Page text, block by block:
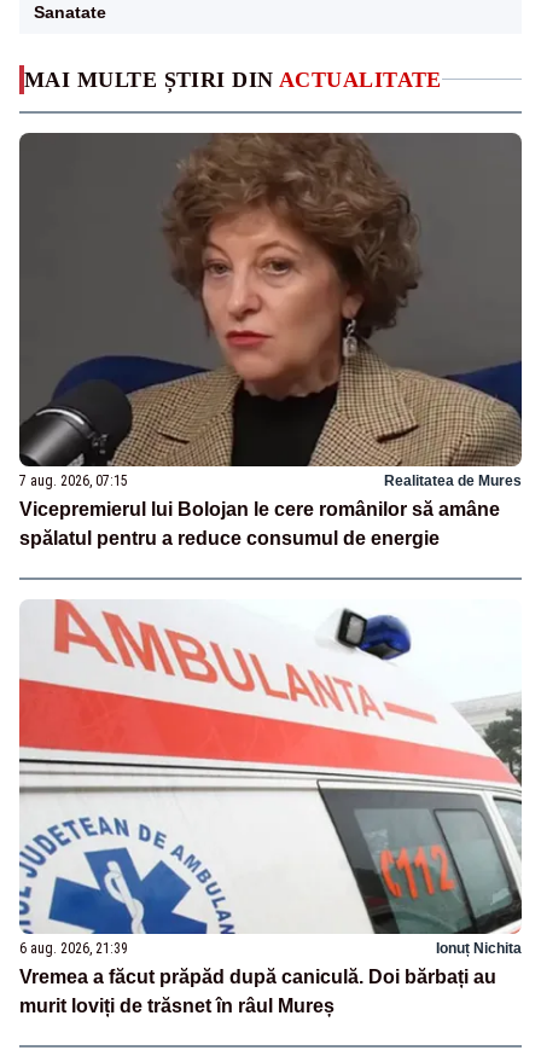
MAI MULTE ȘTIRI DIN ACTUALITATE
7 aug. 2026, 07:15 Realitatea de Mures
Vicepremierul lui Bolojan le cere românilor să amâne
spălatul pentru a reduce consumul de energie
6 aug. 2026, 21:39 Ionuț Nichita
Vremea a făcut prăpăd după caniculă. Doi bărbați au
murit loviți de trăsnet în râul Mureș
Sanatate